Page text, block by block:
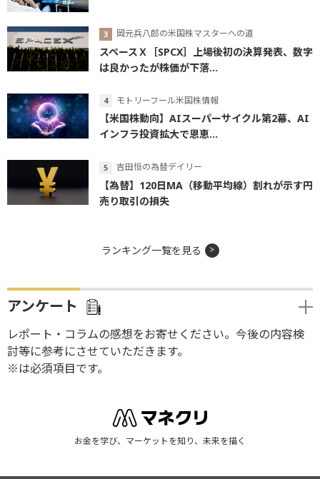
岡元兵八郎の米国株マスターへの道
スペースＸ［SPCX］上場後初の決算発表、数字
は良かったが株価が下落...
モトリーフール米国株情報
【米国株動向】AIスーパーサイクル第2幕、AI
インフラ投資拡大で恩恵...
吉田恒の為替デイリー
【為替】120日MA（移動平均線）割れが示す円
売り取引の損失
ランキング一覧を見る
アンケート
レポート・コラムの感想をお寄せください。今後の内容検
討等に参考にさせていただきます。
※は必須項目です。
お金を学び、マーケットを知り、未来を描く